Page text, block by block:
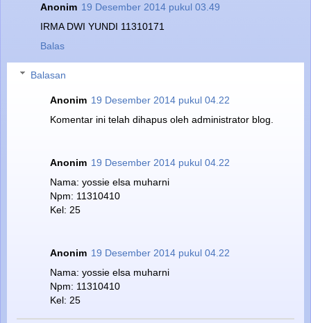
Anonim 19 Desember 2014 pukul 03.49
IRMA DWI YUNDI 11310171
Balas
Balasan
Anonim 19 Desember 2014 pukul 04.22
Komentar ini telah dihapus oleh administrator blog.
Anonim 19 Desember 2014 pukul 04.22
Nama: yossie elsa muharni
Npm: 11310410
Kel: 25
Anonim 19 Desember 2014 pukul 04.22
Nama: yossie elsa muharni
Npm: 11310410
Kel: 25